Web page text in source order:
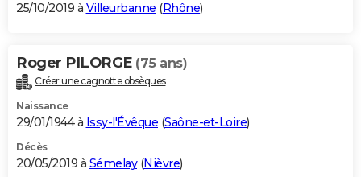
25/10/2019 à Villeurbanne (Rhône)
Roger PILORGE (75 ans)
Créer une cagnotte obsèques
Naissance
29/01/1944 à Issy-l'Évêque (Saône-et-Loire)
Décès
20/05/2019 à Sémelay(Nièvre)